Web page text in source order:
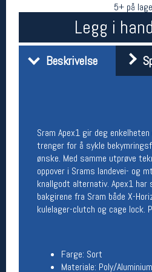
5+ på
Legg i
Beskrivelse
Sram Apex1 gir deg
trenger for å sykle
ønske. Med samme utprøve
oppover i Srams landevei- og
knallgodt alternativ. Apex1 har
bakgirene fra Sram både X-
kulelager-clutch og cage lock.
Farge: Sort
Materiale: Poly/Aluminium
Her finner du oss
Oslo Sportslager
Torggata 20
0183 Oslo
Telefon: 23 32 62 00
(telefontid man-fredag klokken